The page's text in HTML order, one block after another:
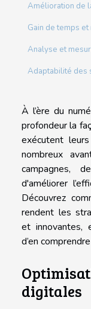
Amélioration de
Gain de temps
Analyse et
Adaptabilité des
À l’ère du
profondeur la
exécutent
nombreux
campagnes,
d'améliorer
Découvrez
rendent les
et innovantes,
d’en
digitales